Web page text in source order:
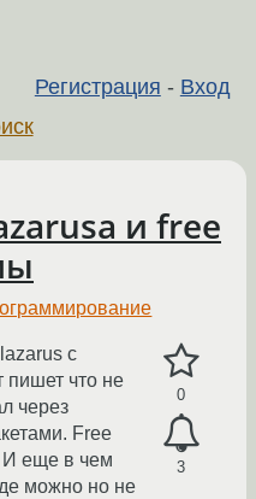
Регистрация - Вход
и free
0
3
с
пишет что не
через
Free
И еще в чем
можно но не